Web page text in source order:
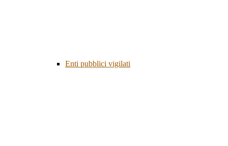
Enti pubblici vigilati